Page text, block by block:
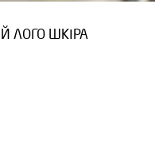
ЛОГО ШКІРА